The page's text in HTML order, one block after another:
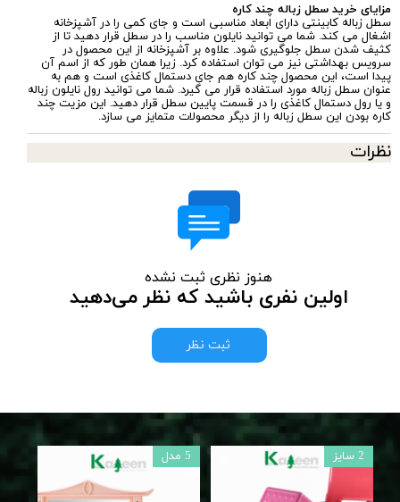
مزایای خرید سطل زباله چند کاره
سطل زباله کابینتی دارای ابعاد مناسبی است و جای کمی را در آشپزخانه
اشغال می کند. شما می توانید نایلون مناسب را در سطل قرار دهید تا از
کثیف شدن سطل جلوگیری شود. علاوه بر آشپزخانه از این محصول در
سرویس بهداشتی نیز می توان استفاده کرد. زیرا همان طور که از اسم آن
پیدا است، این محصول چند کاره هم جای دستمال کاغذی است و هم به
عنوان سطل زباله مورد استفاده قرار می گیرد. شما می توانید رول نایلون زباله
و یا رول دستمال کاغذی را در قسمت پایین سطل قرار دهید. این مزیت چند
کاره بودن این سطل زباله را از دیگر محصولات متمایز می سازد.
نظرات
هنوز نظری ثبت نشده
اولین نفری باشید که نظر می‌دهید
ثبت نظر
5 مدل 2 سایز